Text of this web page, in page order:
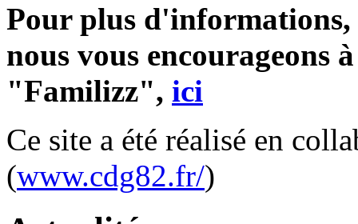
Pour plus d'informations,
nous vous encourageons
"Familizz", ici
Ce site a été réalisé en
(www.cdg82.fr/)